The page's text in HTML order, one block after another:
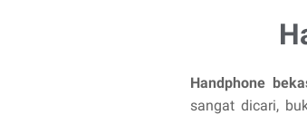
Handphone
sangat dicari,